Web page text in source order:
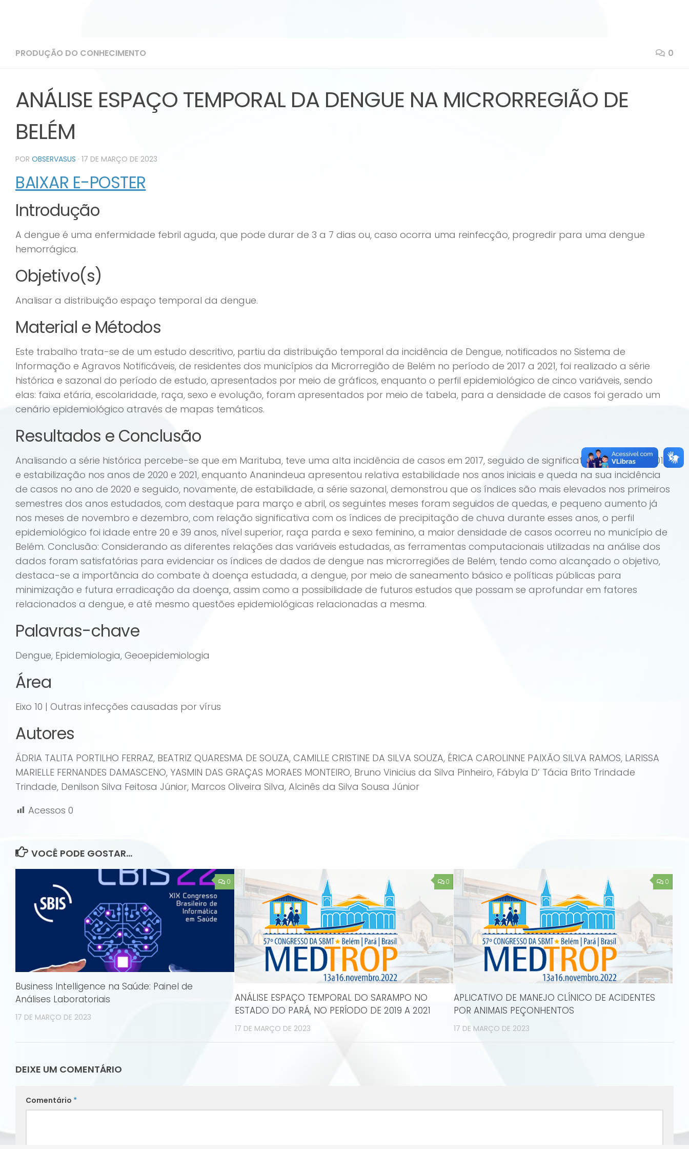
PRODUÇÃO DO CONHECIMENTO 0
ANÁLISE ESPAÇO TEMPORAL DA DENGUE NA MICRORREGIÃO DE
BELÉM
POR OBSERVASUS · 17 DE MARÇO DE 2023
BAIXAR E-POSTER
Introdução
A dengue é uma enfermidade febril aguda, que pode durar de 3 a 7 dias ou, caso ocorra uma reinfecção, progredir para uma dengue
hemorrágica.
Objetivo(s)
Analisar a distribuição espaço temporal da dengue.
Material e Métodos
Este trabalho trata-se de um estudo descritivo, partiu da distribuição temporal da incidência de Dengue, notificados no Sistema de
Informação e Agravos Notificáveis, de residentes dos municípios da Microrregião de Belém no período de 2017 a 2021, foi realizado a série
histórica e sazonal do período de estudo, apresentados por meio de gráficos, enquanto o perfil epidemiológico de cinco variáveis, sendo
elas: faixa etária, escolaridade, raça, sexo e evolução, foram apresentados por meio de tabela, para a densidade de casos foi gerado um
cenário epidemiológico através de mapas temáticos.
Resultados e Conclusão
Analisando a série histórica percebe-se que em Marituba, teve uma alta incidência de casos em 2017, seguido de significativa queda em 2019
e estabilização nos anos de 2020 e 2021, enquanto Ananindeua apresentou relativa estabilidade nos anos iniciais e queda na sua incidência
de casos no ano de 2020 e seguido, novamente, de estabilidade, a série sazonal, demonstrou que os índices são mais elevados nos primeiros
semestres dos anos estudados, com destaque para março e abril, os seguintes meses foram seguidos de quedas, e pequeno aumento já
nos meses de novembro e dezembro, com relação significativa com os índices de precipitação de chuva durante esses anos, o perfil
epidemiológico foi idade entre 20 e 39 anos, nível superior, raça parda e sexo feminino, a maior densidade de casos ocorreu no município de
Belém. Conclusão: Considerando as diferentes relações das variáveis estudadas, as ferramentas computacionais utilizadas na análise dos
dados foram satisfatórias para evidenciar os índices de dados de dengue nas microrregiões de Belém, tendo como alcançado o objetivo,
destaca-se a importância do combate à doença estudada, a dengue, por meio de saneamento básico e políticas públicas para
minimização e futura erradicação da doença, assim como a possibilidade de futuros estudos que possam se aprofundar em fatores
relacionados a dengue, e até mesmo questões epidemiológicas relacionadas a mesma.
Palavras-chave
Dengue, Epidemiologia, Geoepidemiologia
Área
Eixo 10 | Outras infecções causadas por vírus
Autores
ÁDRIA TALITA PORTILHO FERRAZ, BEATRIZ QUARESMA DE SOUZA, CAMILLE CRISTINE DA SILVA SOUZA, ÉRICA CAROLINNE PAIXÃO SILVA RAMOS, LARISSA
MARIELLE FERNANDES DAMASCENO, YASMIN DAS GRAÇAS MORAES MONTEIRO, Bruno Vinicius da Silva Pinheiro, Fábyla D’ Tácia Brito Trindade
Trindade, Denilson Silva Feitosa Júnior, Marcos Oliveira Silva, Alcinês da Silva Sousa Júnior
Acessos 0
VOCÊ PODE GOSTAR...
0
Business Intelligence na Saúde: Painel de
Análises Laboratoriais
17 DE MARÇO DE 2023
0
ANÁLISE ESPAÇO TEMPORAL DO SARAMPO NO
ESTADO DO PARÁ, NO PERÍODO DE 2019 A 2021
17 DE MARÇO DE 2023
0
APLICATIVO DE MANEJO CLÍNICO DE ACIDENTES
POR ANIMAIS PEÇONHENTOS
17 DE MARÇO DE 2023
DEIXE UM COMENTÁRIO
Comentário *